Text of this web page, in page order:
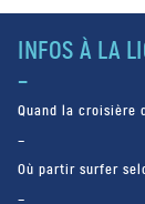
INFOS À LA
Quand la croisière
Où partir surfer